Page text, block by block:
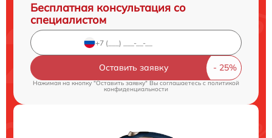
Бесплатная консультация со
специалистом
Оставить заявку
Нажимая на кнопку "Оставить заявку" Вы соглашаетесь c политикой
конфиденциальности